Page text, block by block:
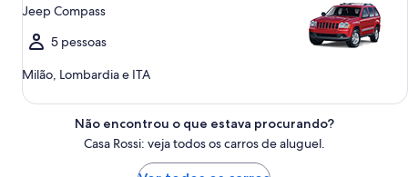
Jeep Compass
5 pessoas
Milão, Lombardia e ITA
Não encontrou o que estava procurando?
Casa Rossi: veja todos os carros de aluguel.